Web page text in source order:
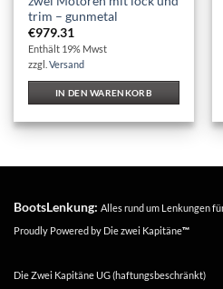
trim – gunmetal
€979.31
Enthält 19% Mwst
zzgl.Versand
IN DEN WARENKORB
BootsLenkung: Alles rund um Lenkungen
Proudly Powered by Die zwei Kapitäne™
Die Zwei Kapitäne UG (haftungsbeschränkt)